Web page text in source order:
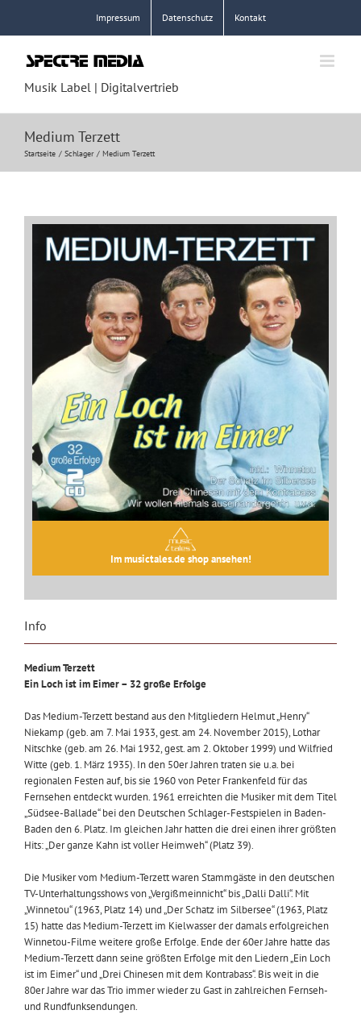
springen
Impressum Datenschutz Kontakt
Musik Label | Digitalvertrieb
Medium Terzett
Startseite Schlager Medium Terzett
Im musictales.de shop ansehen!
Info
Medium Terzett
Ein Loch ist im Eimer – 32 große Erfolge
Das Medium-Terzett bestand aus den Mitgliedern Helmut „Henry“
Niekamp (geb. am 7. Mai 1933, gest. am 24. November 2015), Lothar
Nitschke (geb. am 26. Mai 1932, gest. am 2. Oktober 1999) und Wilfried
Witte (geb. 1. März 1935). In den 50er Jahren traten sie u.a. bei
regionalen Festen auf, bis sie 1960 von Peter Frankenfeld für das
Fernsehen entdeckt wurden. 1961 erreichten die Musiker mit dem Titel
„Südsee-Ballade“ bei den Deutschen Schlager-Festspielen in Baden-
Baden den 6. Platz. Im gleichen Jahr hatten die drei einen ihrer größten
Hits: „Der ganze Kahn ist voller Heimweh“ (Platz 39).
Die Musiker vom Medium-Terzett waren Stammgäste in den deutschen
TV-Unterhaltungsshows von „Vergißmeinnicht“ bis „Dalli Dalli“. Mit
„Winnetou“ (1963, Platz 14) und „Der Schatz im Silbersee“ (1963, Platz
15) hatte das Medium-Terzett im Kielwasser der damals erfolgreichen
Winnetou-Filme weitere große Erfolge. Ende der 60er Jahre hatte das
Medium-Terzett dann seine größten Erfolge mit den Liedern „Ein Loch
ist im Eimer“ und „Drei Chinesen mit dem Kontrabass“. Bis weit in die
80er Jahre war das Trio immer wieder zu Gast in zahlreichen Fernseh-
und Rundfunksendungen.